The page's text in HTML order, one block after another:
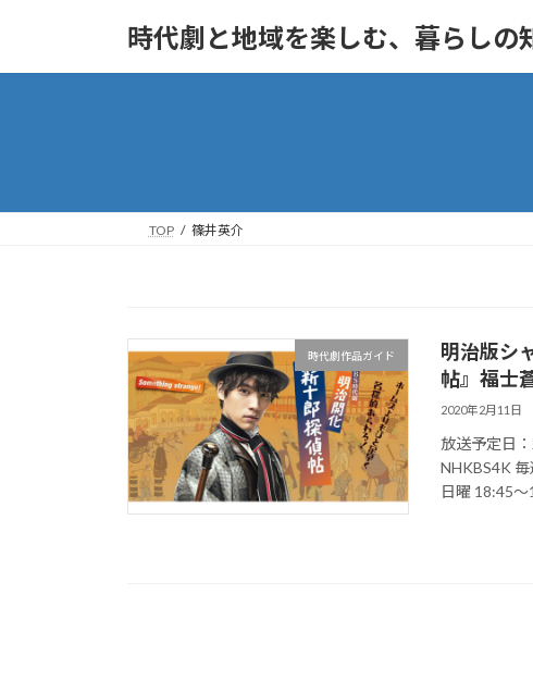
時代劇と地域を楽しむ、暮らしの
TOP 篠井英介
時代劇作品ガイド
明治版シ
帖』福士
2020年2月11日
放送予定日
NHKBS4K
日曜 18:45